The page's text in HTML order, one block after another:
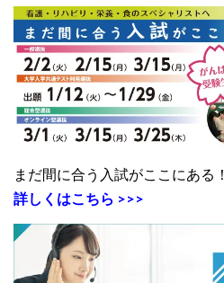
まだ間に合う入試がここにある！
詳しくはこちら >>>